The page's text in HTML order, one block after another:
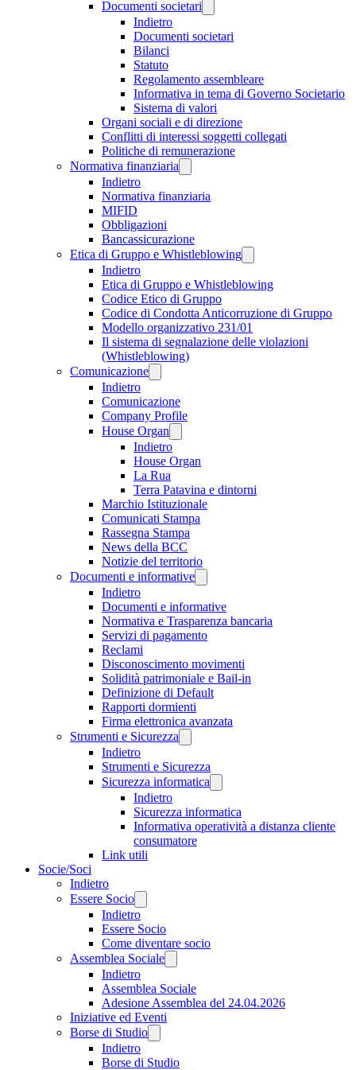
Documenti societari
Indietro
Documenti societari
Bilanci
Statuto
Regolamento assembleare
Informativa in tema di Governo Societario
Sistema di valori
Organi sociali e di direzione
Conflitti di interessi soggetti collegati
Politiche di remunerazione
Normativa finanziaria
Indietro
Normativa finanziaria
MIFID
Obbligazioni
Bancassicurazione
Etica di Gruppo e Whistleblowing
Indietro
Etica di Gruppo e Whistleblowing
Codice Etico di Gruppo
Codice di Condotta Anticorruzione di Gruppo
Modello organizzativo 231/01
Il sistema di segnalazione delle violazioni
(Whistleblowing)
Comunicazione
Indietro
Comunicazione
Company Profile
House Organ
Indietro
House Organ
La Rua
Terra Patavina e dintorni
Marchio Istituzionale
Comunicati Stampa
Rassegna Stampa
News della BCC
Notizie del territorio
Documenti e informative
Indietro
Documenti e informative
Normativa e Trasparenza bancaria
Servizi di pagamento
Reclami
Disconoscimento movimenti
Solidità patrimoniale e Bail-in
Definizione di Default
Rapporti dormienti
Firma elettronica avanzata
Strumenti e Sicurezza
Indietro
Strumenti e Sicurezza
Sicurezza informatica
Indietro
Sicurezza informatica
Informativa operatività a distanza cliente
consumatore
Link utili
Socie/Soci
Indietro
Essere Socio
Indietro
Essere Socio
Come diventare socio
Assemblea Sociale
Indietro
Assemblea Sociale
Adesione Assemblea del 24.04.2026
Iniziative ed Eventi
Borse di Studio
Indietro
Borse di Studio